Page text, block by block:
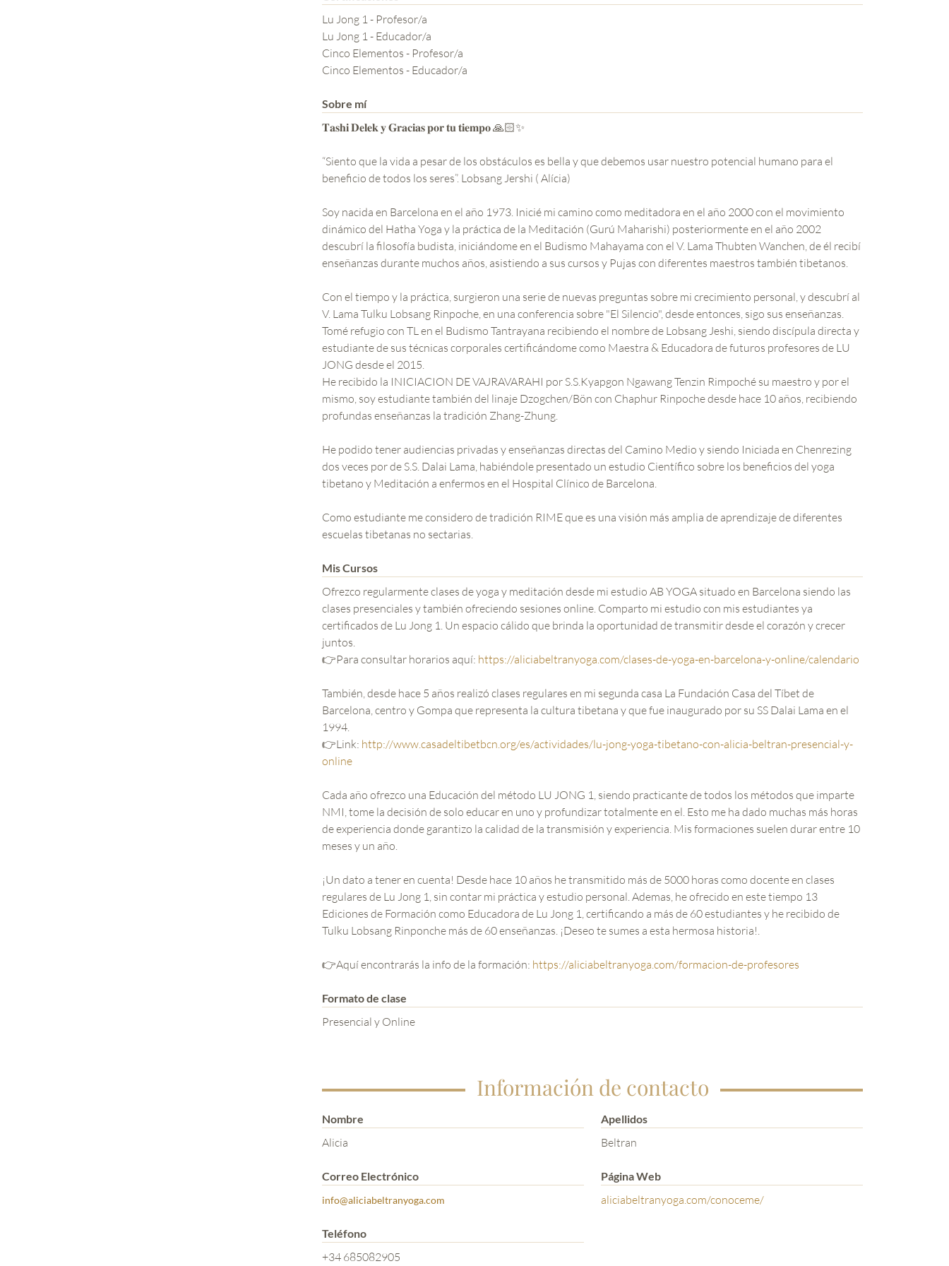
YOGA DEL GURU
MENTE
Lu Jong 1 - Profesor/a
Lu Jong 1 - Educador/a
Cinco Elementos - Profesor/a
Cinco Elementos - Educador/a
Sobre mí
𝐓𝐚𝐬𝐡𝐢 𝐃𝐞𝐥𝐞𝐤 𝐲 𝐆𝐫𝐚𝐜𝐢𝐚𝐬 𝐩𝐨𝐫 𝐭𝐮 𝐭𝐢𝐞𝐦𝐩𝐨 🙏🏻✨
“Siento que la vida a pesar de los obstáculos es bella y que debemos usar nuestro potencial humano para el
beneficio de todos los seres”. Lobsang Jershi ( Alícia)
Soy nacida en Barcelona en el año 1973. Inicié mi camino como meditadora en el año 2000 con el movimiento
dinámico del Hatha Yoga y la práctica de la Meditación (Gurú Maharishi) posteriormente en el año 2002
descubrí la filosofía budista, iniciándome en el Budismo Mahayama con el V. Lama Thubten Wanchen, de él recibí
enseñanzas durante muchos años, asistiendo a sus cursos y Pujas con diferentes maestros también tibetanos.
Con el tiempo y la práctica, surgieron una serie de nuevas preguntas sobre mi crecimiento personal, y descubrí al
V. Lama Tulku Lobsang Rinpoche, en una conferencia sobre "El Silencio", desde entonces, sigo sus enseñanzas.
Tomé refugio con TL en el Budismo Tantrayana recibiendo el nombre de Lobsang Jeshi, siendo discípula directa y
estudiante de sus técnicas corporales certificándome como Maestra & Educadora de futuros profesores de LU
JONG desde el 2015.
He recibido la INICIACION DE VAJRAVARAHI por S.S.Kyapgon Ngawang Tenzin Rimpoché su maestro y por el
mismo, soy estudiante también del linaje Dzogchen/Bön con Chaphur Rinpoche desde hace 10 años, recibiendo
profundas enseñanzas la tradición Zhang-Zhung.
He podido tener audiencias privadas y enseñanzas directas del Camino Medio y siendo Iniciada en Chenrezing
dos veces por de S.S. Dalai Lama, habiéndole presentado un estudio Científico sobre los beneficios del yoga
tibetano y Meditación a enfermos en el Hospital Clínico de Barcelona.
Como estudiante me considero de tradición RIME que es una visión más amplia de aprendizaje de diferentes
escuelas tibetanas no sectarias.
Mis Cursos
Ofrezco regularmente clases de yoga y meditación desde mi estudio AB YOGA situado en Barcelona siendo las
clases presenciales y también ofreciendo sesiones online. Comparto mi estudio con mis estudiantes ya
certificados de Lu Jong 1. Un espacio cálido que brinda la oportunidad de transmitir desde el corazón y crecer
juntos.
👉Para consultar horarios aquí: https://aliciabeltranyoga.com/clases-de-yoga-en-barcelona-y-online/calendario
También, desde hace 5 años realizó clases regulares en mi segunda casa La Fundación Casa del Tíbet de
Barcelona, centro y Gompa que representa la cultura tibetana y que fue inaugurado por su SS Dalai Lama en el
1994.
👉Link: http://www.casadeltibetbcn.org/es/actividades/lu-jong-yoga-tibetano-con-alicia-beltran-presencial-y-
online
Cada año ofrezco una Educación del método LU JONG 1, siendo practicante de todos los métodos que imparte
NMI, tome la decisión de solo educar en uno y profundizar totalmente en el. Esto me ha dado muchas más horas
de experiencia donde garantizo la calidad de la transmisión y experiencia. Mis formaciones suelen durar entre 10
meses y un año.
¡Un dato a tener en cuenta! Desde hace 10 años he transmitido más de 5000 horas como docente en clases
regulares de Lu Jong 1, sin contar mi práctica y estudio personal. Ademas, he ofrecido en este tiempo 13
Ediciones de Formación como Educadora de Lu Jong 1, certificando a más de 60 estudiantes y he recibido de
Tulku Lobsang Rinponche más de 60 enseñanzas. ¡Deseo te sumes a esta hermosa historia!.
👉Aquí encontrarás la info de la formación: https://aliciabeltranyoga.com/formacion-de-profesores
Formato de clase
Presencial y Online
Información de contacto
Nombre
Alicia
Apellidos
Beltran
Correo Electrónico
info@aliciabeltranyoga.com
Página Web
aliciabeltranyoga.com/conoceme/
Teléfono
+34 685082905